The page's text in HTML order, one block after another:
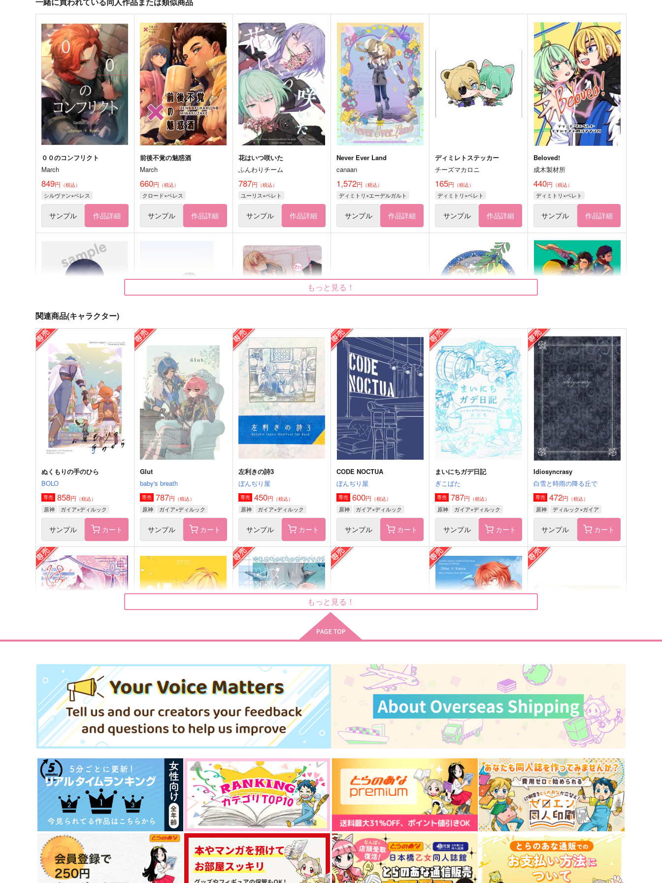
００のコンフリクト
March
849円 （税込）
シルヴァン×ベレス
サンプル 作品詳細
前後不覚の魅惑酒
March
660円 （税込）
クロード×ベレス
サンプル 作品詳細
花はいつ咲いた
ふんわりチーム
787円 （税込）
ユーリス×ベレト
サンプル 作品詳細
Never Ever Land
canaan
1,572円 （税込）
ディミトリ×エーデルガルト
サンプル 作品詳細
ディミレトステッカー
チーズマカロニ
165円 （税込）
ディミトリ×ベレト
サンプル 作品詳細
Beloved!
成木製材所
440円 （税込）
ディミトリ×ベレト
サンプル 作品詳細
reminisce
皐月晴れ
1,320 円（税込）
フィガロ×ファウスト
サンプル 作品詳細
aurora
皐月晴れ
1,572円（税込）
フィガロ×ファウスト
サンプル 作品詳細
ディミトリ殿下はベレス先生
の抱き枕
ゼロダラーズ・ジャンク
787円 （税込）
ディミトリ×ベレス
サンプル 作品詳細
凍える月
Abyss Base
3,300 （税込）
ディミトリ×ベレス
サンプル 作品詳細
遠き日の恋文
部屋とYシャツと手槍
660円（税込）
ディミトリ×ベレス
サンプル 作品詳細
なかよくしようぜ！
Sunny Garden
385円（税込）
クロード
サンプル 作品詳細
ディミトリ
サンプル 作品詳細
ディミトリ×ベレス
サンプル 作品詳細
シルヴァン×ベレス
サンプル 作品詳細
君はレモン
715円
ディミトリ×ベレス
サンプル 作品詳細
ディミトリ×ベレス
サンプル 作品詳細
い
サンプル 作品詳細
大司教選挙
ぺね屋
660円（税込）
ディミトリ×ベレス
なんでこの人と店番なんです
か！？
てふてね
660円（税込）
ベレト×ベルナデッタ
もっと見る！
関連商品(キャラクター)
ぬくもりの手のひら
BOLO
専売 858円 （税込）
原神 ガイア×ディルック
サンプル カート
Glut
baby's breath
専売 787円 （税込）
原神 ガイア×ディルック
サンプル カート
左利きの詩3
ぼんぢり屋
専売 450円 （税込）
原神 ガイア×ディルック
サンプル カート
CODE NOCTUA
ぼんぢり屋
専売 600円 （税込）
原神 ガイア×ディルック
サンプル カート
まいにちガデ日記
ぎこばた
専売 787円 （税込）
原神 ガイア×ディルック
サンプル カート
Idiosyncrasy
白雪と時雨の降る丘で
専売 472円 （税込）
原神 ディルック×ガイア
サンプル カート
はぐれ狐とはぐれ烏
白雪と時雨の降る丘で
専売 472円（税込）
原神 ディルック×ガイア
サンプル カート
リピート(B)
787 円（税込）
原神 ディルック×ガイア
サンプル カート
KIK&MKK
つるつるいっぱい
専売 660円（税込）
原神 ディルック×ガイア
サンプル カート
氷上に焦がれて
（税込）
原神 ディルック×ガイア
サンプル カート
ぴぷぺ
2,044 （税込）
原神 ディルック×ガイア
サンプル カート
白雪と時雨の降る丘で
専売 787 （税込）
ディルック×ガイア
サンプル カート
もっと見る！